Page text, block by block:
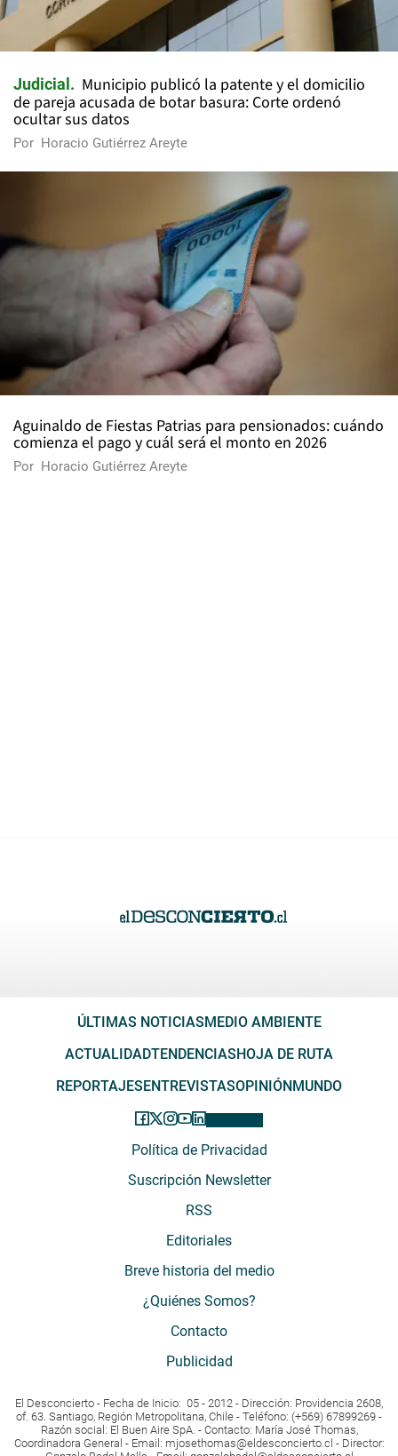
Judicial
Municipio publicó la patente y el domicilio
de pareja acusada de botar basura: Corte ordenó
ocultar sus datos
Por Horacio Gutiérrez Areyte
Aguinaldo de Fiestas Patrias para pensionados: cuándo
comienza el pago y cuál será el monto en 2026
Por Horacio Gutiérrez Areyte
ÚLTIMAS NOTICIASMEDIO AMBIENTE
ACTUALIDADTENDENCIASHOJA DE RUTA
REPORTAJESENTREVISTASOPINIÓNMUNDO
Política de Privacidad
Suscripción Newsletter
RSS
Editoriales
Breve historia del medio
¿Quiénes Somos?
Contacto
Publicidad
El Desconcierto - Fecha de Inicio: 05 - 2012 - Dirección: Providencia 2608,
of. 63. Santiago, Región Metropolitana, Chile - Teléfono: (+569) 67899269 -
Razón social: El Buen Aire SpA. - Contacto: María José Thomas,
Coordinadora General - Email: mjosethomas@eldesconcierto.cl - Director: